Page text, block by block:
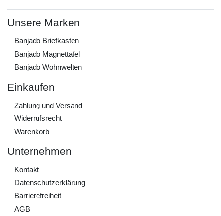
Unsere Marken
Banjado Briefkasten
Banjado Magnettafel
Banjado Wohnwelten
Einkaufen
Zahlung und Versand
Widerrufs­recht
Warenkorb
Unternehmen
Kontakt
Daten­schutz­erklärung
Barrierefreiheit
AGB